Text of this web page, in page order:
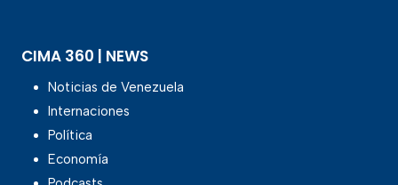
CIMA 360 | NEWS
Noticias de Venezuela
Internaciones
Política
Economía